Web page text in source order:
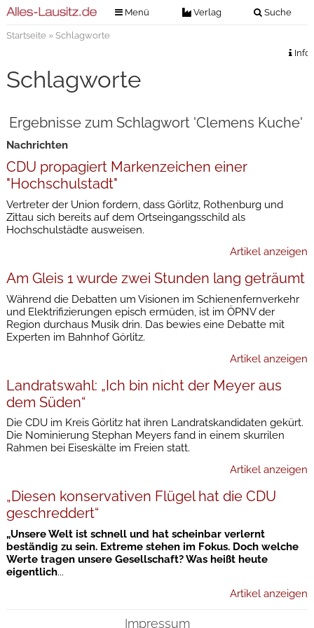
Menü Verlag Suche
Verlag
Kontakt
Anzeigenannahme
Digitale Ausgaben
Startseite» Schlagworte
Info
Schlagworte
Ergebnisse zum Schlagwort 'Clemens Kuche'
Nachrichten
CDU propagiert Markenzeichen einer
"Hochschulstadt"
Vertreter der Union fordern, dass Görlitz, Rothenburg und
Zittau sich bereits auf dem Ortseingangsschild als
Hochschulstädte ausweisen.
Artikel anzeigen
Am Gleis 1 wurde zwei Stunden lang geträumt
Während die Debatten um Visionen im Schienenfernverkehr
und Elektrifizierungen episch ermüden, ist im ÖPNV der
Region durchaus Musik drin. Das bewies eine Debatte mit
Experten im Bahnhof Görlitz.
Artikel anzeigen
Landratswahl: „Ich bin nicht der Meyer aus
dem Süden“
Die CDU im Kreis Görlitz hat ihren Landratskandidaten gekürt.
Die Nominierung Stephan Meyers fand in einem skurrilen
Rahmen bei Eiseskälte im Freien statt.
Artikel anzeigen
„Diesen konservativen Flügel hat die CDU
geschreddert“
„Unsere Welt ist schnell und hat scheinbar verlernt
beständig zu sein. Extreme stehen im Fokus. Doch welche
Werte tragen unsere Gesellschaft? Was heißt heute
eigentlich...
Artikel anzeigen
Impressum